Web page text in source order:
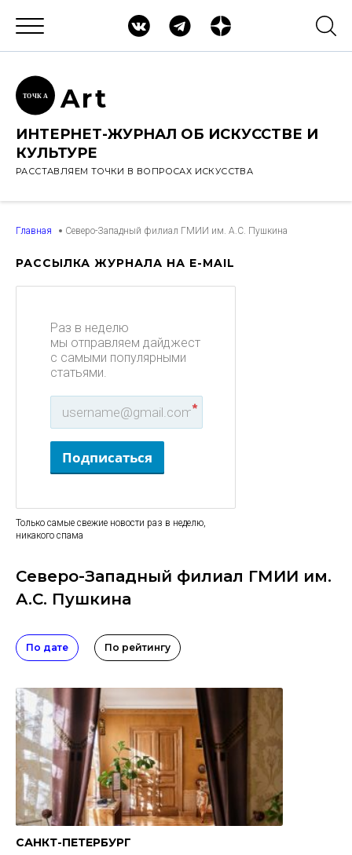
ТОЧК А Art
ИНТЕРНЕТ-ЖУРНАЛ ОБ ИСКУССТВЕ И
КУЛЬТУРЕ
РАССТАВЛЯЕМ ТОЧКИ В ВОПРОСАХ ИСКУССТВА
Главная Северо-Западный филиал ГМИИ им. А.С. Пушкина
РАССЫЛКА ЖУРНАЛА НА E-MAIL
Раз в неделю
мы отправляем дайджест
с самыми популярными
статьями.
*
Подписаться
Только самые свежие новости раз в неделю,
никакого спама
Северо-Западный филиал ГМИИ им.
А.С. Пушкина
По дате По рейтингу
САНКТ-ПЕТЕРБУРГ